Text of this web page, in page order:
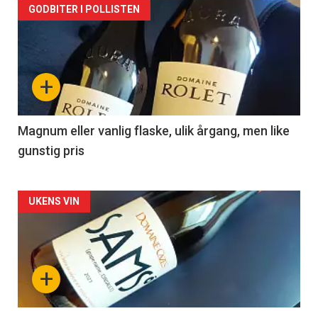
Forsiden
akkurat
nå
3
+
GODBITER I POLLISTEN
Magnum eller vanlig flaske, ulik årgang, men like
gunstig pris
Forsiden
akkurat
nå+
UKENS VIN